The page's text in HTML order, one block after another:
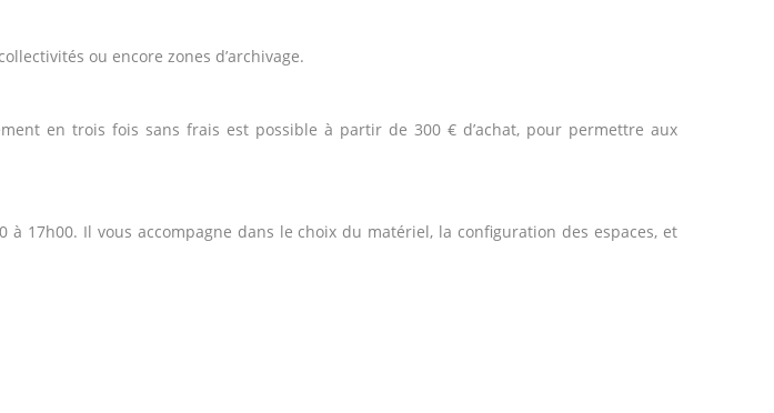
ou encore zones d’archivage.
en trois fois sans frais est possible à partir de 300 € d’achat, pour permettre aux
17h00. Il vous accompagne dans le choix du matériel, la configuration des espaces, et